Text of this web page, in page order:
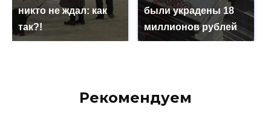
никто не ждал: как
так?!
были украдены 18
миллионов рублей
Рекомендуем